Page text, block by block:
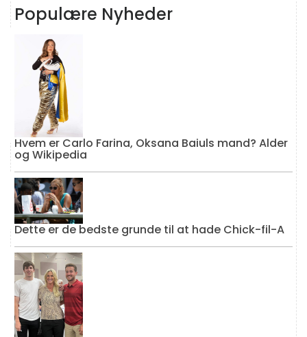
Populære Nyheder
Hvem er Carlo Farina, Oksana Baiuls mand? Alder
og Wikipedia
Dette er de bedste grunde til at hade Chick-fil-A